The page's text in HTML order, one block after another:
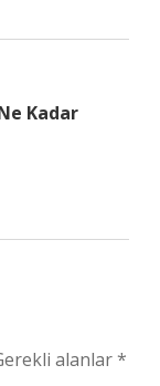
Kadar
alanlar*